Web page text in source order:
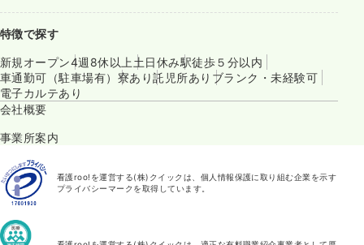
特徴で探す
新規オープン4週8休以上 土日休み駅徒歩５分以内
車通勤可（駐車場有） 寮あり託児所あり ブランク・未経験可
電子カルテあり
会社概要
事業所案内
看護roo!を運営する(株)クイックは、個人情報保護に取り組む企業を示す
プライバシーマークを取得しています。